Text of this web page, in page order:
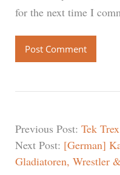
for the next time I
Previous Post: Tek
Next Post: [German]
Gladiatoren, Wrestler